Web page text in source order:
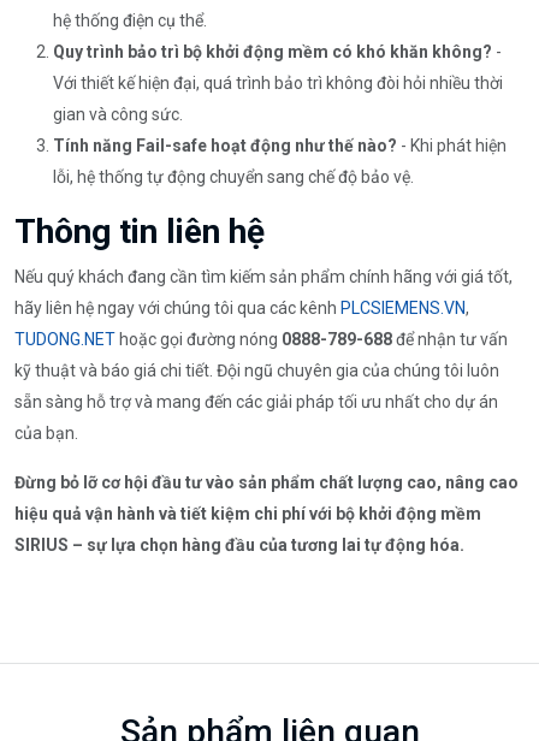
hệ thống điện cụ thể.
Quy trình bảo trì bộ khởi động mềm có khó khăn không? -
Với thiết kế hiện đại, quá trình bảo trì không đòi hỏi nhiều thời
gian và công sức.
Tính năng Fail-safe hoạt động như thế nào? - Khi phát hiện
lỗi, hệ thống tự động chuyển sang chế độ bảo vệ.
Thông tin liên hệ
Nếu quý khách đang cần tìm kiếm sản phẩm chính hãng với giá tốt,
hãy liên hệ ngay với chúng tôi qua các kênh PLCSIEMENS.VN,
TUDONG.NET hoặc gọi đường nóng 0888-789-688để nhận tư vấn
kỹ thuật và báo giá chi tiết. Đội ngũ chuyên gia của chúng tôi luôn
sẵn sàng hỗ trợ và mang đến các giải pháp tối ưu nhất cho dự án
của bạn.
Đừng bỏ lỡ cơ hội đầu tư vào sản phẩm chất lượng cao, nâng cao
hiệu quả vận hành và tiết kiệm chi phí với bộ khởi động mềm
SIRIUS – sự lựa chọn hàng đầu của tương lai tự động hóa.
Sản phẩm liên quan